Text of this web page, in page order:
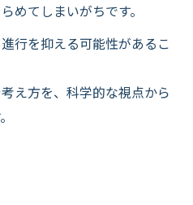
めてしまいがちです。
行を抑える可能性があるこ
え方を、科学的な視点から